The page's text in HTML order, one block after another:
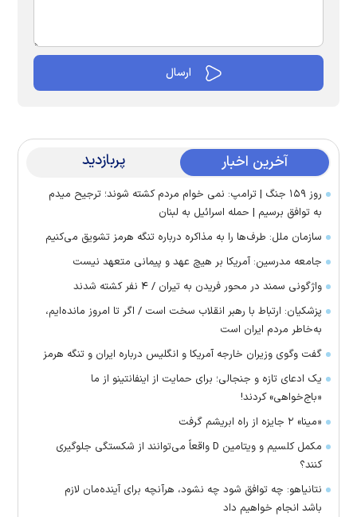
آخرین اخبار پربازدید
روز ۱۵۹ جنگ | ترامپ: نمی خوام مردم کشته شوند؛ ترجیح میدم
به توافق برسیم | حمله اسرائیل به لبنان
سازمان ملل: طرف‌ها را به مذاکره درباره تنگه هرمز تشویق می‌کنیم
جامعه مدرسین: آمریکا بر هیچ عهد و پیمانی متعهد نیست
واژگونی سمند در محور فریدن به تیران / ۴ نفر کشته شدند
پزشکیان: ارتباط با رهبر انقلاب سخت است / اگر تا امروز مانده‌ایم،
به‌خاطر مردم ایران است
گفت وگوی وزیران خارجه آمریکا و انگلیس درباره ایران و تنگه هرمز
یک ادعای تازه و جنجالی؛ برای حمایت از اینفانتینو از ما
«باج‌خواهی» کردند!
«مینا» ۲ جایزه از راه ابریشم گرفت
مکمل کلسیم و ویتامین D واقعاً می‌توانند از شکستگی جلوگیری
کنند؟
نتانیاهو: چه توافق شود چه نشود، هرآنچه برای آینده‌مان لازم
باشد انجام خواهیم داد